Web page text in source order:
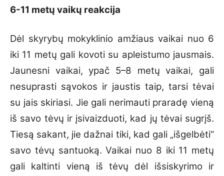
6-11 metų vaikų reakcija
Dėl skyrybų mokyklinio amžiaus vaikai nuo 6
iki 11 metų gali kovoti su apleistumo jausmais.
Jaunesni vaikai, ypač 5–8 metų vaikai, gali
nesuprasti sąvokos ir jaustis taip, tarsi tėvai
su jais skiriasi. Jie gali nerimauti praradę vieną
iš savo tėvų ir įsivaizduoti, kad jų tėvai sugrįš.
Tiesą sakant, jie dažnai tiki, kad gali „išgelbėti“
savo tėvų santuoką. Vaikai nuo 8 iki 11 metų
gali kaltinti vieną iš tėvų dėl išsiskyrimo ir